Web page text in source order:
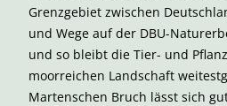
Grenzgebiet zwischen
und Wege auf der DBU-
und so bleibt die Tier- und
moorreichen Landschaft
Martenschen Bruch lässt sich